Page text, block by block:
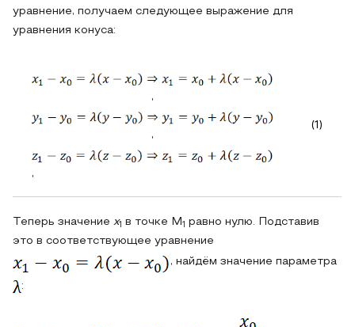
уравнение, получаем следующее выражение для
уравнения конуса:
,
,
,
(1)
Теперь значение x1 в точке M 1
равно нулю. Подставив
это в соответствующее уравнение
, найдём значение параметра
: